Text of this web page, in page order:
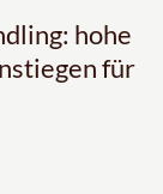
hohe
für